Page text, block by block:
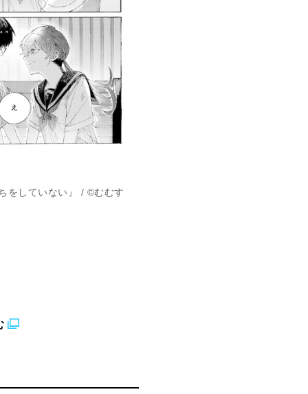
をしていない』 / ©むむす